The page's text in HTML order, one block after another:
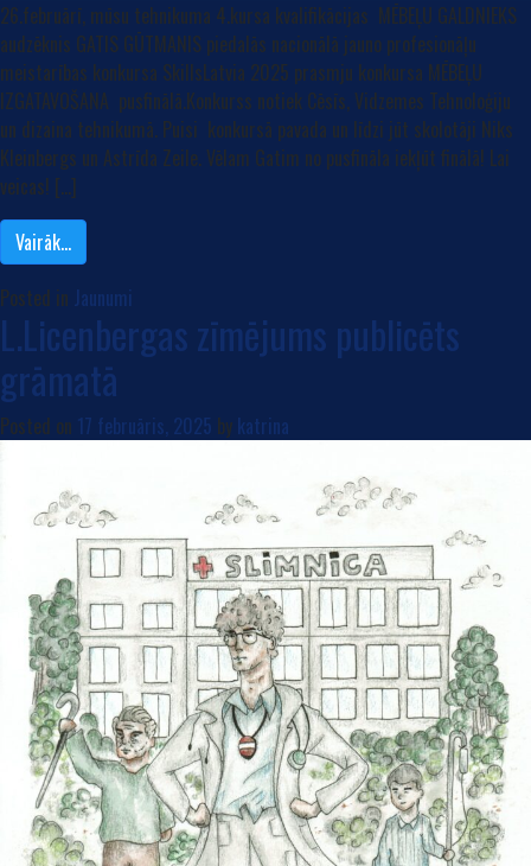
26.februārī, mūsu tehnikuma 4.kursa kvalifikācijas MĒBEĻU GALDNIEKS
audzēknis GATIS GŪTMANIS piedalās nacionālā jauno profesionāļu
meistarības konkursa SkillsLatvia 2025 prasmju konkursa MĒBEĻU
IZGATAVOŠANA pusfinālā.Konkurss notiek Cēsīs, Vidzemes Tehnoloģiju
un dizaina tehnikumā. Puisi konkursā pavada un līdzi jūt skolotāji Niks
Kleinbergs un Astrīda Zeile. Vēlam Gatim no pusfināla iekļūt finālā! Lai
veicas! […]
Vairāk…
Posted in Jaunumi
L.Licenbergas zīmējums publicēts
grāmatā
Posted on 17 februāris, 2025 by katrina